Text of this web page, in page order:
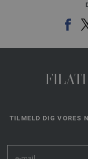
TILMELD DIG VORES